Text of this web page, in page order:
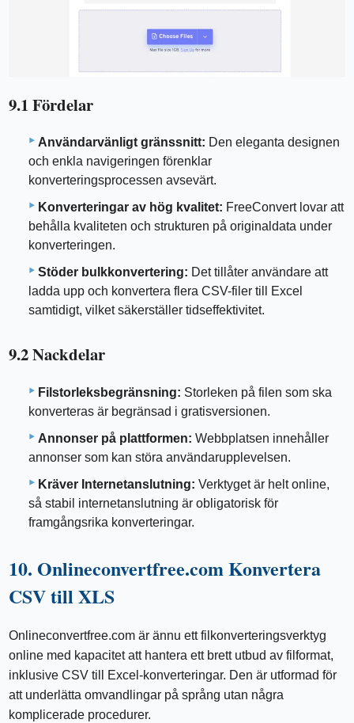
9.1 Fördelar
Användarvänligt gränssnitt: Den eleganta designen
och enkla navigeringen förenklar
konverteringsprocessen avsevärt.
Konverteringar av hög kvalitet: FreeConvert lovar att
behålla kvaliteten och strukturen på originaldata under
konverteringen.
Stöder bulkkonvertering: Det tillåter användare att
ladda upp och konvertera flera CSV-filer till Excel
samtidigt, vilket säkerställer tidseffektivitet.
9.2 Nackdelar
Filstorleksbegränsning: Storleken på filen som ska
konverteras är begränsad i gratisversionen.
Annonser på plattformen: Webbplatsen innehåller
annonser som kan störa användarupplevelsen.
Kräver Internetanslutning: Verktyget är helt online,
så stabil internetanslutning är obligatorisk för
framgångsrika konverteringar.
10. Onlineconvertfree.com Konvertera
CSV till XLS
Onlineconvertfree.com är ännu ett filkonverteringsverktyg
online med kapacitet att hantera ett brett utbud av filformat,
inklusive CSV till Excel-konverteringar. Den är utformad för
att underlätta omvandlingar på språng utan några
komplicerade procedurer.